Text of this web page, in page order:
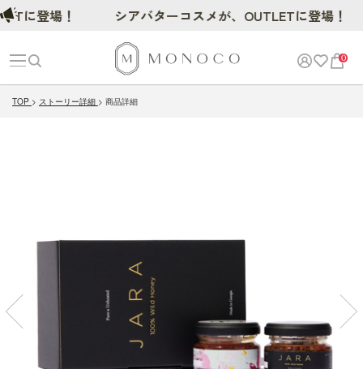
0
TOP ストーリー詳細 商品詳細
場！ シアバターコスメが、OUTLETに登場！